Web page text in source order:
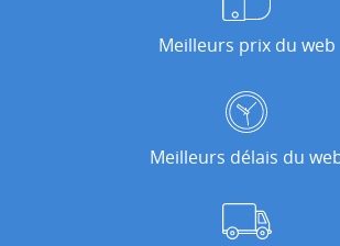
Meilleurs prix du web
Meilleurs délais du